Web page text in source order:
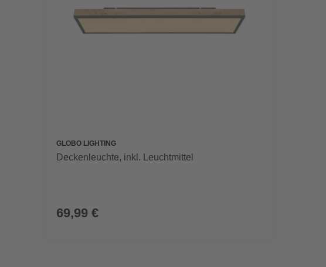
GLOBO LIGHTING
Deckenleuchte, inkl. Leuchtmittel
69,99 €